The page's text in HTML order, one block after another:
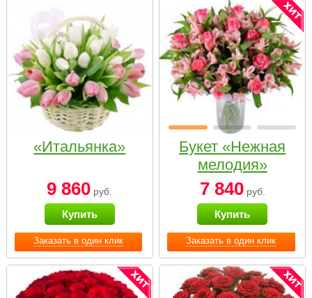
Заказать в один клик
«Итальянка»
9 860 руб.
Купить
Заказать в один клик
Букет «Нежная
мелодия»
7 840руб.
Купить